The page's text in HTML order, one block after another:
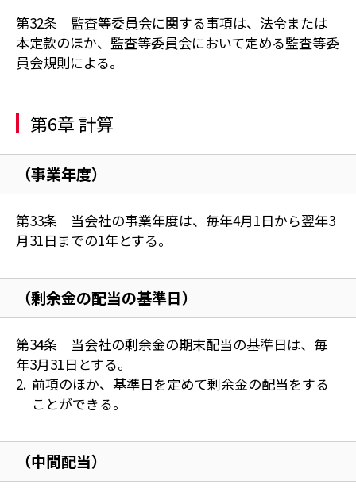
第32条 監査等委員会に関する事項は、法令または
本定款のほか、監査等委員会において定める監査等委
員会規則による。
第6章 計算
（事業年度）
第33条 当会社の事業年度は、毎年4月1日から翌年3
月31日までの1年とする。
（剰余金の配当の基準日）
第34条 当会社の剰余金の期末配当の基準日は、毎
年3月31日とする。
前項のほか、基準日を定めて剰余金の配当をする
ことができる。
（中間配当）